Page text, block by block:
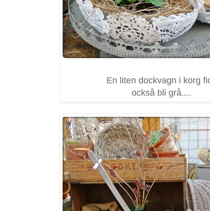
En liten dockvagn i korg
också bli grå....